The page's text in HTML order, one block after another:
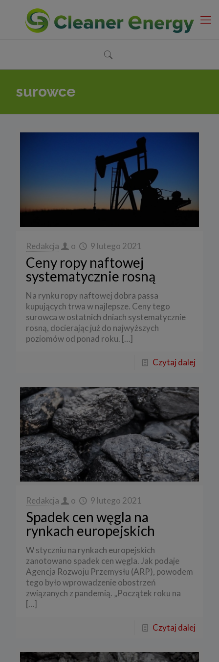
surowce
Redakcja o 9 lutego 2021
Ceny ropy naftowej
systematycznie rosną
Na rynku ropy naftowej dobra passa
kupujących trwa w najlepsze. Ceny tego
surowca w ostatnich dniach systematycznie
rosną, docierając już do najwyższych
poziomów od ponad roku. […]
Czytaj dalej
Redakcja o 9 lutego 2021
Spadek cen węgla na
rynkach europejskich
W styczniu na rynkach europejskich
zanotowano spadek cen węgla. Jak podaje
Agencja Rozwoju Przemysłu (ARP), powodem
tego było wprowadzenie obostrzeń
związanych z pandemią. „Początek roku na
[…]
Czytaj dalej